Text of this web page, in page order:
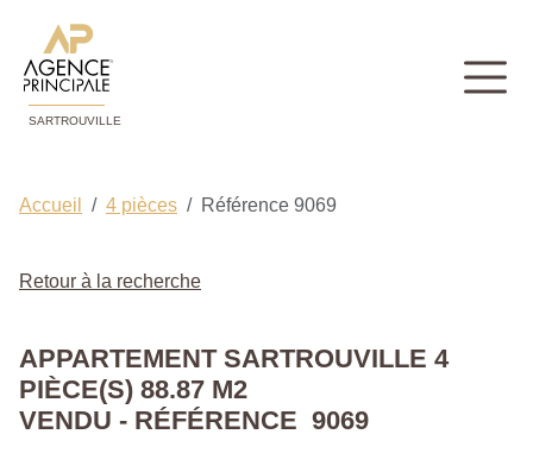
SARTROUVILLE
Accueil 4 pièces Référence 9069
Retour à la recherche
APPARTEMENT SARTROUVILLE 4
PIÈCE(S) 88.87 M2
VENDU - RÉFÉRENCE 9069